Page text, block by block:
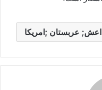
عربستان ;امریکا